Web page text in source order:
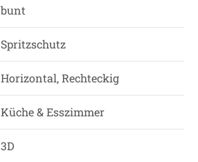
bunt
Spritzschutz
Horizontal, Rechteckig
Küche & Esszimmer
3D